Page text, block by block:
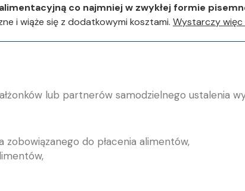
co najmniej w zwykłej formie
i wiąże się z dodatkowymi kosztami. Wystarczy więc
lub partnerów samodzielnego ustalenia
do płacenia alimentów,